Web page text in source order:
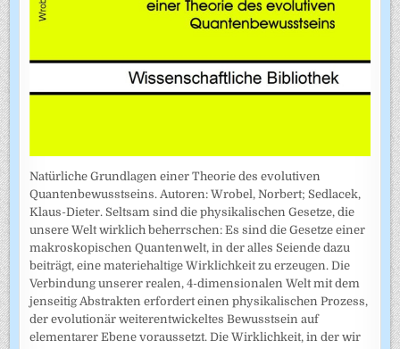
Natürliche Grundlagen einer Theorie des evolutiven
Quantenbewusstseins. Autoren: Wrobel, Norbert; Sedlacek,
Klaus-Dieter. Seltsam sind die physikalischen Gesetze, die
unsere Welt wirklich beherrschen: Es sind die Gesetze einer
makroskopischen Quantenwelt, in der alles Seiende dazu
beiträgt, eine materiehaltige Wirklichkeit zu erzeugen. Die
Verbindung unserer realen, 4-dimensionalen Welt mit dem
jenseitig Abstrakten erfordert einen physikalischen Prozess,
der evolutionär weiterentwickeltes Bewusstsein auf
elementarer Ebene voraussetzt. Die Wirklichkeit, in der wir